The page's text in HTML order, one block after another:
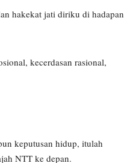
hakekat jati diriku di hadapan
kecerdasan rasional,
keputusan hidup, itulah
NTT ke depan.